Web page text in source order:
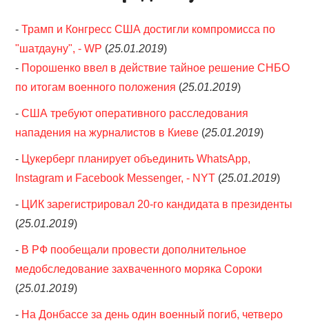
-Трамп и Конгресс США достигли компромисса по
"шатдауну", - WP (25.01.2019)
- Порошенко ввел в действие тайное решение СНБО
по итогам военного положения (25.01.2019)
-США требуют оперативного расследования
нападения на журналистов в Киеве (25.01.2019)
- Цукерберг планирует объединить WhatsApp,
Instagram и Facebook Messenger, - NYT (25.01.2019)
- ЦИК зарегистрировал 20-го кандидата в президенты
(25.01.2019)
- В РФ пообещали провести дополнительное
медобследование захваченного моряка Сороки
(25.01.2019)
- На Донбассе за день один военный погиб, четверо